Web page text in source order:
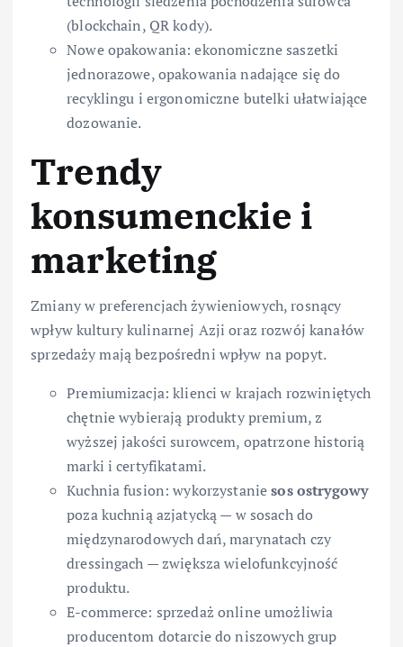
(blockchain, QR kody).
Nowe opakowania: ekonomiczne saszetki
jednorazowe, opakowania nadające się do
recyklingu i ergonomiczne butelki ułatwiające
dozowanie.
Trendy
konsumenckie i
marketing
Zmiany w preferencjach żywieniowych, rosnący
wpływ kultury kulinarnej Azji oraz rozwój kanałów
sprzedaży mają bezpośredni wpływ na popyt.
Premiumizacja: klienci w krajach rozwiniętych
chętnie wybierają produkty premium, z
wyższej jakości surowcem, opatrzone historią
marki i certyfikatami.
Kuchnia fusion: wykorzystaniesos ostrygowy
poza kuchnią azjatycką — w sosach do
międzynarodowych dań, marynatach czy
dressingach — zwiększa wielofunkcyjność
produktu.
E-commerce: sprzedaż online umożliwia
producentom dotarcie do niszowych grup